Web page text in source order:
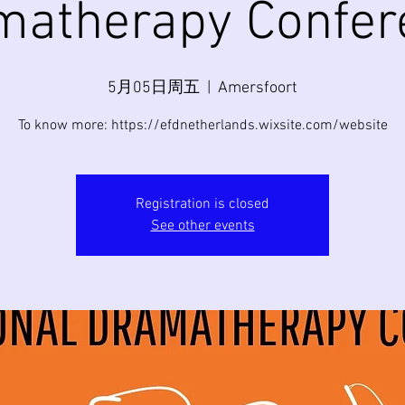
5月05日周五 Amersfoort
To know more: https://efdnetherlands.wixsite.com/website
Registration is closed
See other events